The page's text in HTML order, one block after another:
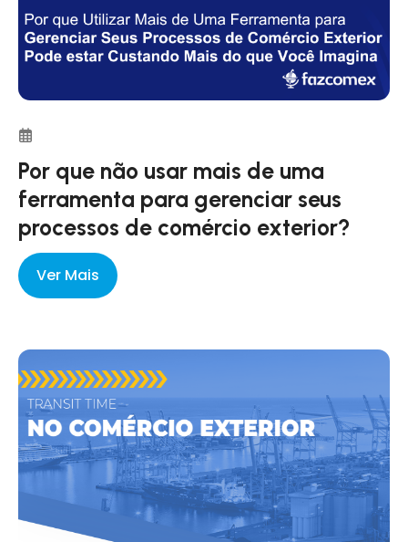
Por que não usar mais de uma
ferramenta para gerenciar seus
processos de comércio exterior?
Ver Mais